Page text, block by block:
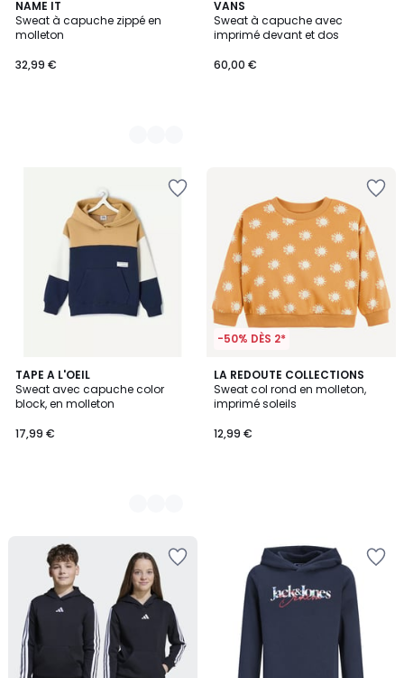
NAME IT
Sweat à capuche zippé en
molleton
32,99 €
2
Couleurs
VANS
Sweat à capuche avec
imprimé devant et dos
60,00 €
TAPE A L'OEIL
Sweat avec capuche color
block, en molleton
17,99 €
2
Couleurs
-50% DÈS 2*
LA REDOUTE COLLECTIONS
Sweat col rond en molleton,
imprimé soleils
12,99 €